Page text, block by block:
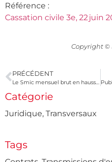
Référence :
Cassation civile 3e, 22 juin
Copyright ©
PRÉCÉDENT
Le Smic mensuel brut en hausse de 18 € en 2018
Catégorie
Juridique, Transversaux
Tags